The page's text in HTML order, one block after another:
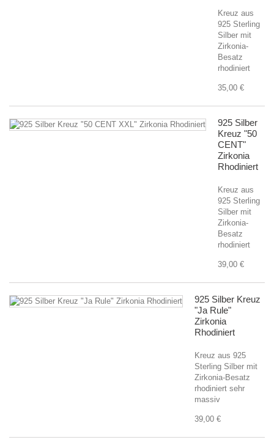
Kreuz aus
925 Sterling
Silber mit
Zirkonia-
Besatz
rhodiniert
35,00 €
925 Silber
Kreuz "50
CENT"
Zirkonia
Rhodiniert
Kreuz aus
925 Sterling
Silber mit
Zirkonia-
Besatz
rhodiniert
39,00 €
925 Silber Kreuz
"Ja Rule"
Zirkonia
Rhodiniert
Kreuz aus 925
Sterling Silber mit
Zirkonia-Besatz
rhodiniert sehr
massiv
39,00 €